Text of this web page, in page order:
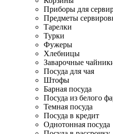
Приборы для
Предметы
Тарелки
Турки
Фужеры
Хлебницы
Заварочные
Посуда для чая
Штофы
Барная посуда
Посуда из белого
Темная посуда
Посуда в кредит
Однотонная посуда